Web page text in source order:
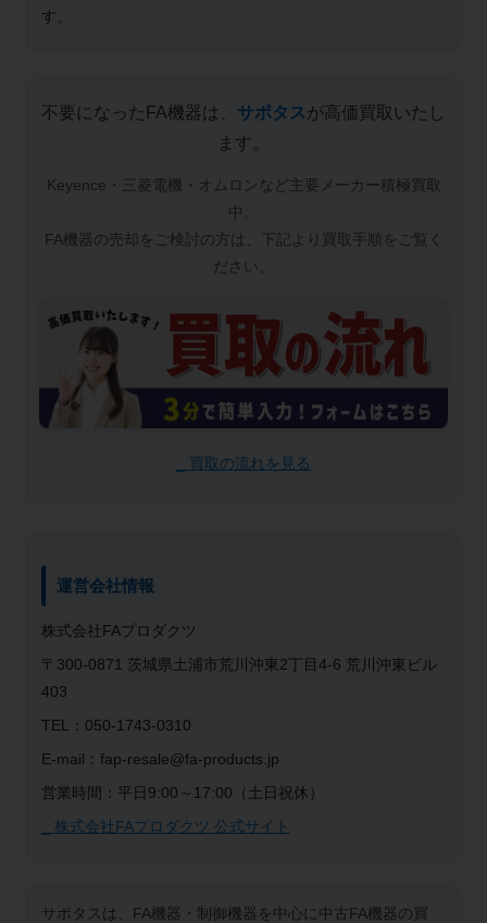
す。
不要になったFA機器は、 サポタスが高価買取いたし
ます。
Keyence・三菱電機・オムロンなど主要メーカー積極買取
中。
FA機器の売却をご検討の方は、下記より買取手順をご覧く
ださい。
_ 買取の流れを見る
運営会社情報
株式会社FAプロダクツ
〒300-0871 茨城県土浦市荒川沖東2丁目4-6 荒川沖東ビル
403
TEL：050-1743-0310
E-mail：fap-resale@fa-products.jp
営業時間：平日9:00～17:00（土日祝休）
_ 株式会社FAプロダクツ 公式サイト
サポタスは、FA機器・制御機器を中心に中古FA機器の買